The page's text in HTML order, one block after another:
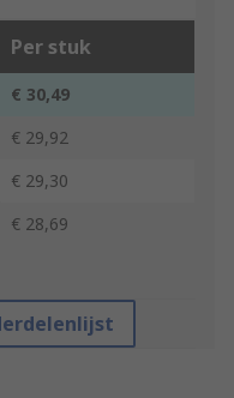
Per stuk
€ 30,49
€ 29,92
€ 29,30
€ 28,69